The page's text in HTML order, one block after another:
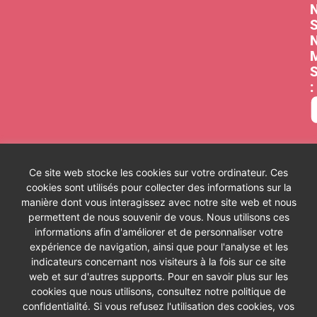
Ce site web stocke les cookies sur votre ordinateur. Ces
cookies sont utilisés pour collecter des informations sur la
manière dont vous interagissez avec notre site web et nous
permettent de nous souvenir de vous. Nous utilisons ces
informations afin d'améliorer et de personnaliser votre
expérience de navigation, ainsi que pour l'analyse et les
indicateurs concernant nos visiteurs à la fois sur ce site
web et sur d'autres supports. Pour en savoir plus sur les
cookies que nous utilisons, consultez notre politique de
confidentialité. Si vous refusez l'utilisation des cookies, vos
:
Les cours
Les séries
Les témoignages
Les abonnements
Formation de prof de yoga
Copyright © 2020-2030 | https://studio.diva-yoga.com |
Tous droits réservés